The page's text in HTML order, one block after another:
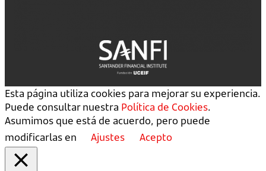
Esta página utiliza cookies para mejorar su experiencia.
Puede consultar nuestra Política de Cookies.
Asumimos que está de acuerdo, pero puede
modificarlas en
Ajustes Acepto